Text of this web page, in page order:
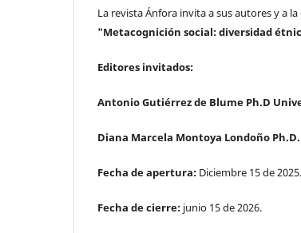
La revista Ánfora invita a sus autores y a
"Metacognición social: diversidad
Editores invitados:
Antonio Gutiérrez de Blume Ph.D
Diana Marcela Montoya Londoño
Fecha de apertura: Diciembre 15 de 2025.
Fecha de cierre: junio 15 de 2026.